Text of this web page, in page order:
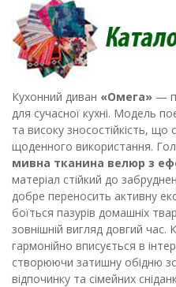
Кухонний диван «Омега» —
для сучасної кухні. Модель
та високу зносостійкість,
щоденного використання.
мивна тканина велюр з
матеріал стійкий до
добре переносить активну
боїться пазурів домашніх
зовнішній вигляд довгий
гармонійно вписується в
створюючи затишну обідню
відпочинку та сімейних